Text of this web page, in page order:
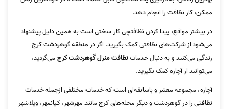
ممکن، کار نظافت را انجام دهد.
در بیشتر مواقع، پیدا کردن نظافتچی کار سختی است به همین دلیل پیشنهاد
می‌شود از شرکت‌های نظافتی کمک بگیرید. اگر در منطقه گوهردشت کرج
زندگی می‌کنید و به دنبال خدماتنظافت منزل گوهردشت کرجمی‌گردید،
می‌توانید از آچاره کمک بگیرید.
آچاره، مجموعه معتبر و باسابقه‌ای است که خدمات مختلفی ازجمله خدمات
نظافتی را در گوهردشت و دیگر محله‌های کرج مانند مهرشهر، کیانمهر، ویلاشهر